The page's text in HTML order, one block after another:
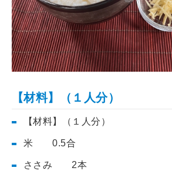
【材料】（１人分）
【材料】（１人分）
米 0.5合
ささみ 2本